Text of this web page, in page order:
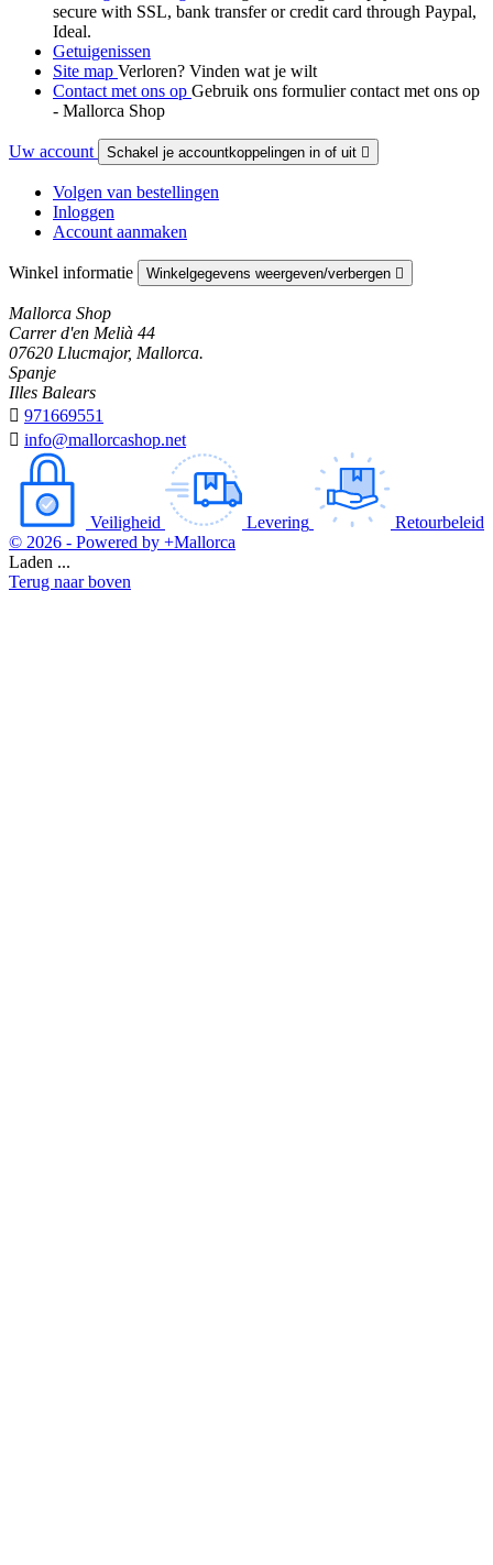
secure with SSL, bank transfer or credit card through Paypal,
Ideal.
Getuigenissen
Site map Verloren? Vinden wat je wilt
Contact met ons op Gebruik ons formulier contact met ons op
- Mallorca Shop
Uw account Schakel je accountkoppelingen in of uit 
Volgen van bestellingen
Inloggen
Account aanmaken
Winkel informatie Winkelgegevens weergeven/verbergen 
Mallorca Shop
Carrer d'en Melià 44
07620 Llucmajor, Mallorca.
Spanje
Illes Balears
 971669551
 info@mallorcashop.net
Veiligheid Levering
Retourbeleid
© 2026 - Powered by +Mallorca
Laden ...
Terug naar boven